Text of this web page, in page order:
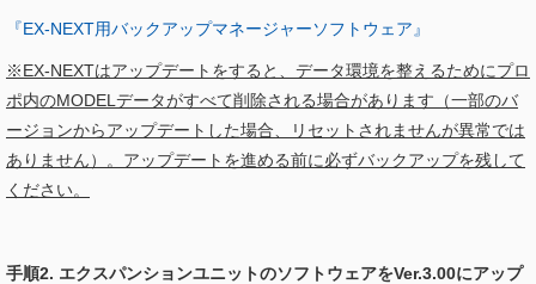
『EX-NEXT用バックアップマネージャーソフトウェア』
※EX-NEXTはアップデートをすると、データ環境を整えるためにプロ
ポ内のMODELデータがすべて削除される場合があります（一部のバ
ージョンからアップデートした場合、リセットされませんが異常では
ありません）。アップデートを進める前に必ずバックアップを残して
ください。
手順2. エクスパンションユニットのソフトウェアをVer.3.00にアップ